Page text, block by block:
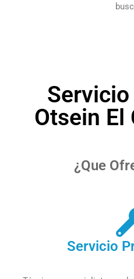
Otsein El
¿Que
Servicio